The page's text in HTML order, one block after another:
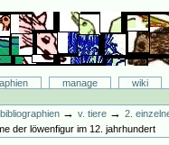
manage wiki
bibliographien →v. tiere →2.
der löwenfigur im 12. jahrhundert